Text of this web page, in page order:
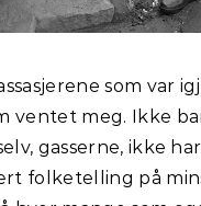
som var
ventet meg. Ikke
gasserne, ikke
folketelling på